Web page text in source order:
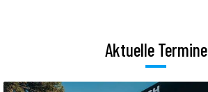
Aktuelle Termine